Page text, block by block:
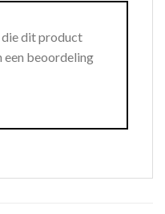
die dit product
een beoordeling